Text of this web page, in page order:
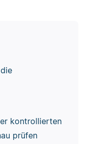
kontrollierten
prüfen